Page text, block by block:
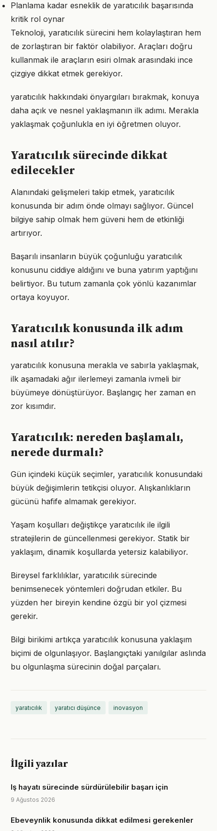
Planlama kadar esneklik de yaratıcılık başarısında
kritik rol oynar
Teknoloji, yaratıcılık sürecini hem kolaylaştıran hem
de zorlaştıran bir faktör olabiliyor. Araçları doğru
kullanmak ile araçların esiri olmak arasındaki ince
çizgiye dikkat etmek gerekiyor.
yaratıcılık hakkındaki önyargıları bırakmak, konuya
daha açık ve nesnel yaklaşmanın ilk adımı. Merakla
yaklaşmak çoğunlukla en iyi öğretmen oluyor.
Yaratıcılık sürecinde dikkat
edilecekler
Alanındaki gelişmeleri takip etmek, yaratıcılık
konusunda bir adım önde olmayı sağlıyor. Güncel
bilgiye sahip olmak hem güveni hem de etkinliği
artırıyor.
Başarılı insanların büyük çoğunluğu yaratıcılık
konusunu ciddiye aldığını ve buna yatırım yaptığını
belirtiyor. Bu tutum zamanla çok yönlü kazanımlar
ortaya koyuyor.
Yaratıcılık konusunda ilk adım
nasıl atılır?
yaratıcılık konusuna merakla ve sabırla yaklaşmak,
ilk aşamadaki ağır ilerlemeyi zamanla ivmeli bir
büyümeye dönüştürüyor. Başlangıç her zaman en
zor kısımdır.
Yaratıcılık: nereden başlamalı,
nerede durmalı?
Gün içindeki küçük seçimler, yaratıcılık konusundaki
büyük değişimlerin tetikçisi oluyor. Alışkanlıkların
gücünü hafife almamak gerekiyor.
Yaşam koşulları değiştikçe yaratıcılık ile ilgili
stratejilerin de güncellenmesi gerekiyor. Statik bir
yaklaşım, dinamik koşullarda yetersiz kalabiliyor.
Bireysel farklılıklar, yaratıcılık sürecinde
benimsenecek yöntemleri doğrudan etkiler. Bu
yüzden her bireyin kendine özgü bir yol çizmesi
gerekir.
Bilgi birikimi artıkça yaratıcılık konusuna yaklaşım
biçimi de olgunlaşıyor. Başlangıçtaki yanılgılar aslında
bu olgunlaşma sürecinin doğal parçaları.
yaratıcılık yaratıcı düşünce inovasyon
İlgili yazılar
Iş hayatı sürecinde sürdürülebilir başarı için
9 Ağustos 2026
Ebeveynlik konusunda dikkat edilmesi gerekenler